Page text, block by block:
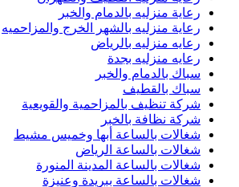
رعاية منزليه بالدمام والخبر
رعاية منزليه بالشهر الخرج والمزاحميه
رعايه منزليه بالرياض
رعايه منزليه بجدة
سباك بالدمام والخبر
سباك بالقطيف
شركة تنظيف بالمزاحمية والقويعية
شركة نظافة بالخبر
شغالات بالساعة أبها وخميس مشيط
شغالات بالساعة الرياض
شغالات بالساعة المدينة المنورة
شغالات بالساعة ببريدة وعنيزة